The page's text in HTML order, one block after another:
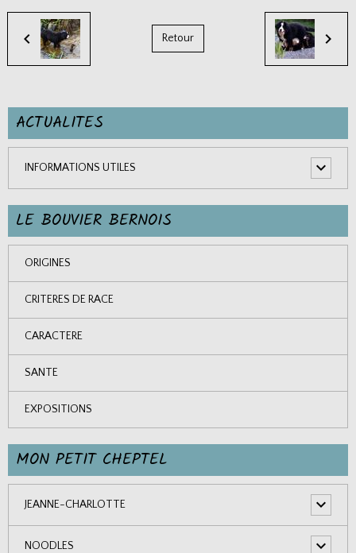
Retour
ACTUALITES
INFORMATIONS UTILES
LE BOUVIER BERNOIS
ORIGINES
CRITERES DE RACE
CARACTERE
SANTE
EXPOSITIONS
MON PETIT CHEPTEL
JEANNE-CHARLOTTE
NOODLES